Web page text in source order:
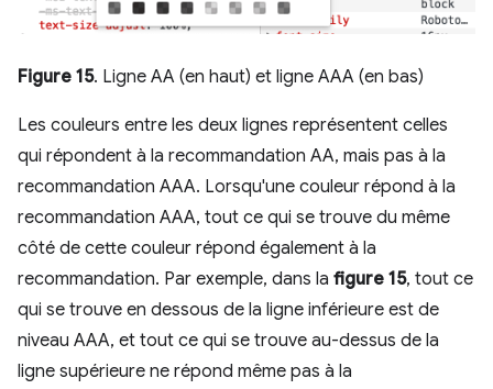
Figure 15. Ligne AA (en haut) et ligne AAA (en bas)
Les couleurs entre les deux lignes représentent celles
qui répondent à la recommandation AA, mais pas à la
recommandation AAA. Lorsqu'une couleur répond à la
recommandation AAA, tout ce qui se trouve du même
côté de cette couleur répond également à la
recommandation. Par exemple, dans la figure 15, tout ce
qui se trouve en dessous de la ligne inférieure est de
niveau AAA, et tout ce qui se trouve au-dessus de la
ligne supérieure ne répond même pas à la